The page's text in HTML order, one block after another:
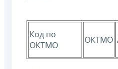
Код по
ОКТМО
ОКТМО